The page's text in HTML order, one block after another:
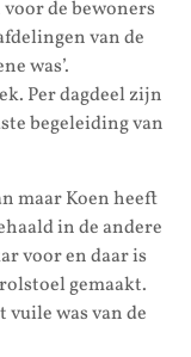
de bewoners
van de
was’.
Per dagdeel zijn
begeleiding van
maar Koen heeft
in de andere
voor en daar is
gemaakt.
vuile was van de